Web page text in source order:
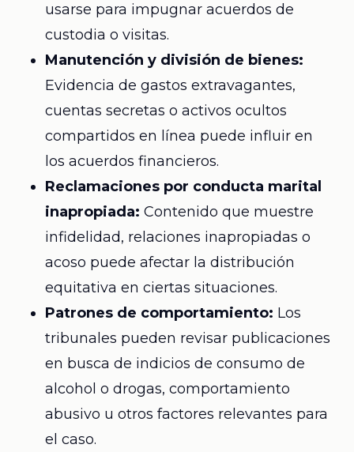
usarse para impugnar acuerdos de
custodia o visitas.
Manutención y división de bienes:
Evidencia de gastos extravagantes,
cuentas secretas o activos ocultos
compartidos en línea puede influir en
los acuerdos financieros.
Reclamaciones por conducta marital
inapropiada: Contenido que muestre
infidelidad, relaciones inapropiadas o
acoso puede afectar la distribución
equitativa en ciertas situaciones.
Patrones de comportamiento: Los
tribunales pueden revisar publicaciones
en busca de indicios de consumo de
alcohol o drogas, comportamiento
abusivo u otros factores relevantes para
el caso.